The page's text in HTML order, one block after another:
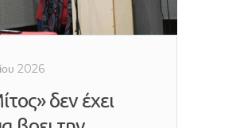
2026
δεν έχει